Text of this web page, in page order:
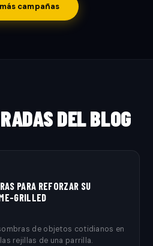
campañas
DEL BLOG
PARA REFORZAR SU
GRILLED
de objetos cotidianos en
rejillas de una parrilla.